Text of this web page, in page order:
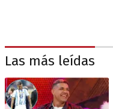
Las más leídas